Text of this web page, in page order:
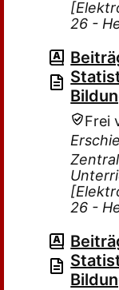
26 -
Frei
26 -